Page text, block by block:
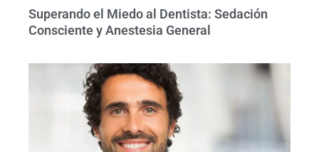
Superando el Miedo al Dentista: Sedación
Consciente y Anestesia General